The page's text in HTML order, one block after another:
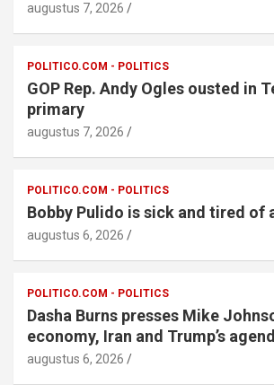
augustus 7, 2026
POLITICO.COM - POLITICS
GOP Rep. Andy Ogles ousted in
primary
augustus 7, 2026
POLITICO.COM - POLITICS
Bobby Pulido is sick and tired of
augustus 6, 2026
POLITICO.COM - POLITICS
Dasha Burns presses Mike
economy, Iran and Trump’s
augustus 6, 2026